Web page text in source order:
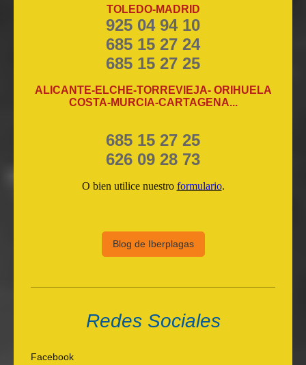
TOLEDO-MADRID
925 04 94 10
685 15 27 24
685 15 27 25
ALICANTE-ELCHE-TORREVIEJA- ORIHUELA
COSTA-MURCIA-CARTAGENA...
685 15 27 25
626 09 28 73
O bien utilice nuestro formulario.
Blog de Iberplagas
Redes Sociales
Facebook